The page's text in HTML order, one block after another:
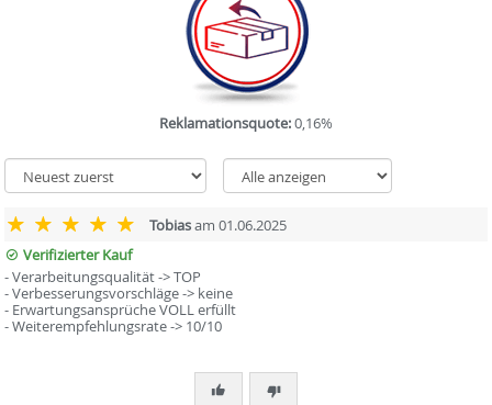
Reklamationsquote:0,16%
Tobiasam 01.06.2025
Verifizierter Kauf
- Verarbeitungsqualität -> TOP
- Verbesserungsvorschläge -> keine
- Erwartungsansprüche VOLL erfüllt
- Weiterempfehlungsrate -> 10/10